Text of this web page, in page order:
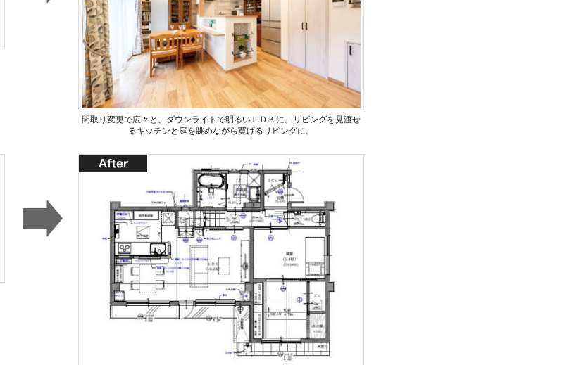
間取り変更で広々と、ダウンライトで明るいＬＤＫに。リビングを見渡せ
るキッチンと庭を眺めながら寛げるリビングに。